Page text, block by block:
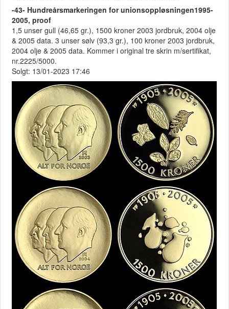
-43- Hundreårsmarkeringen for unionsoppløsningen1995-
2005, proof
1,5 unser gull (46,65 gr.), 1500 kroner 2003 jordbruk, 2004 olje
& 2005 data. 3 unser sølv (93,3 gr.), 100 kroner 2003 jordbruk,
2004 olje & 2005 data. Kommer i original tre skrin m/sertifikat,
nr.2225/5000.
Solgt: 13/01-2023 17:46